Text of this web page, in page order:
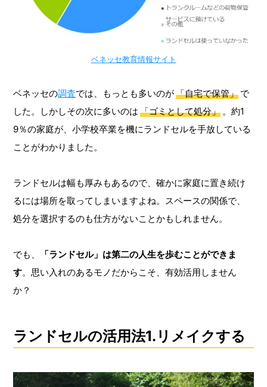
ベネッセ教育情報サイト
ベネッセの調査では、もっとも多いのが「自宅で保管」 で
した。しかしその次に多いのは 「ゴミとして処分」 。約1
9％の家庭が、小学校卒業を機にランドセルを手放している
ことがわかりました。
ランドセルは幅も厚みもあるので、確かに家庭に置き続け
るには場所を取ってしまいますよね。スペースの関係で、
処分を選択するのも仕方がないことかもしれません。
でも、
「ランドセル」は第二の人生を歩むことができま
す。思い入れのあるモノだからこそ、有効活用しません
か？
ランドセルの活用法1.リメイクする